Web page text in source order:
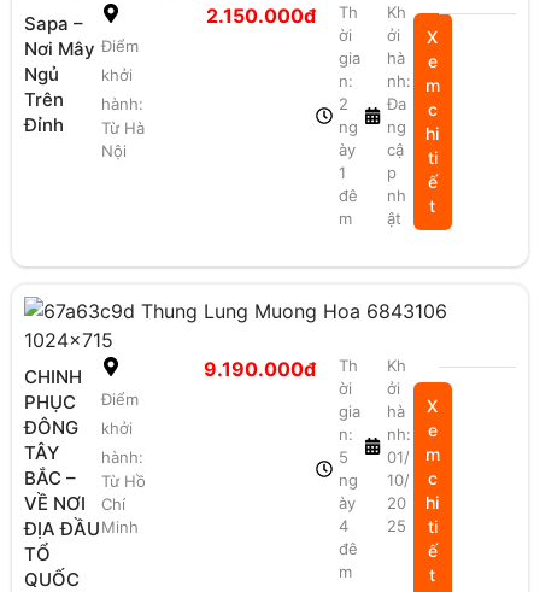
Sapa –
Nơi Mây
Ngủ
Trên
Đỉnh
Điểm
khởi
hành:
Từ Hà
Nội
2.150.000đ
Th
ời
gia
n:
2
ng
ày
1
đê
m
Kh
ởi
hà
nh:
Đa
ng
cậ
p
nh
ật
X
e
m
c
hi
ti
ế
t
CHINH
PHỤC
ĐÔNG
TÂY
BẮC –
VỀ NƠI
ĐỊA ĐẦU
TỔ
QUỐC
Điểm
khởi
hành:
Từ Hồ
Chí
Minh
9.190.000đ
Th
ời
gia
n:
5
ng
ày
4
đê
m
Kh
ởi
hà
nh:
01/
10/
20
25
X
e
m
c
hi
ti
ế
t